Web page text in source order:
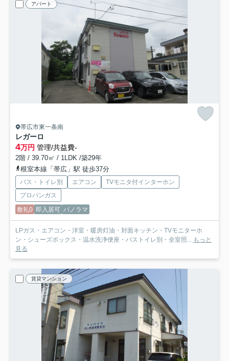
アパート
帯広市東一条南
レガーロ
4万円 管理/共益費-
2階 / 39.70㎡ / 1LDK /築29年
根室本線「帯広」駅 徒歩37分
バス・トイレ別 エアコン
TVモニタ付インターホン
プロパンガス
敷礼0 即入居可 パノラマ
LPガス・エアコン・洋室・暖房灯油・対面キッチン・TVモニターホ
ン・シューズボックス・温水洗浄便座・バストイレ別・全室照...
もっと
見る
賃貸マンション